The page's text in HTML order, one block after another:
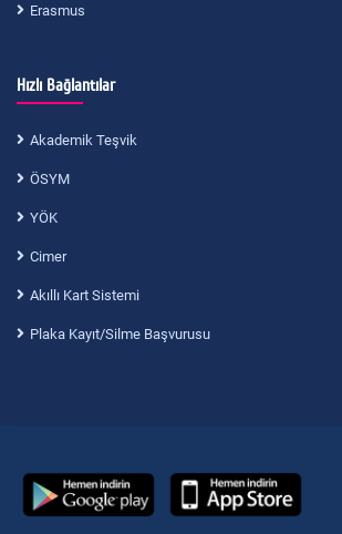
Erasmus
Hızlı Bağlantılar
Akademik Teşvik
ÖSYM
YÖK
Cimer
Akıllı Kart Sistemi
Plaka Kayıt/Silme Başvurusu